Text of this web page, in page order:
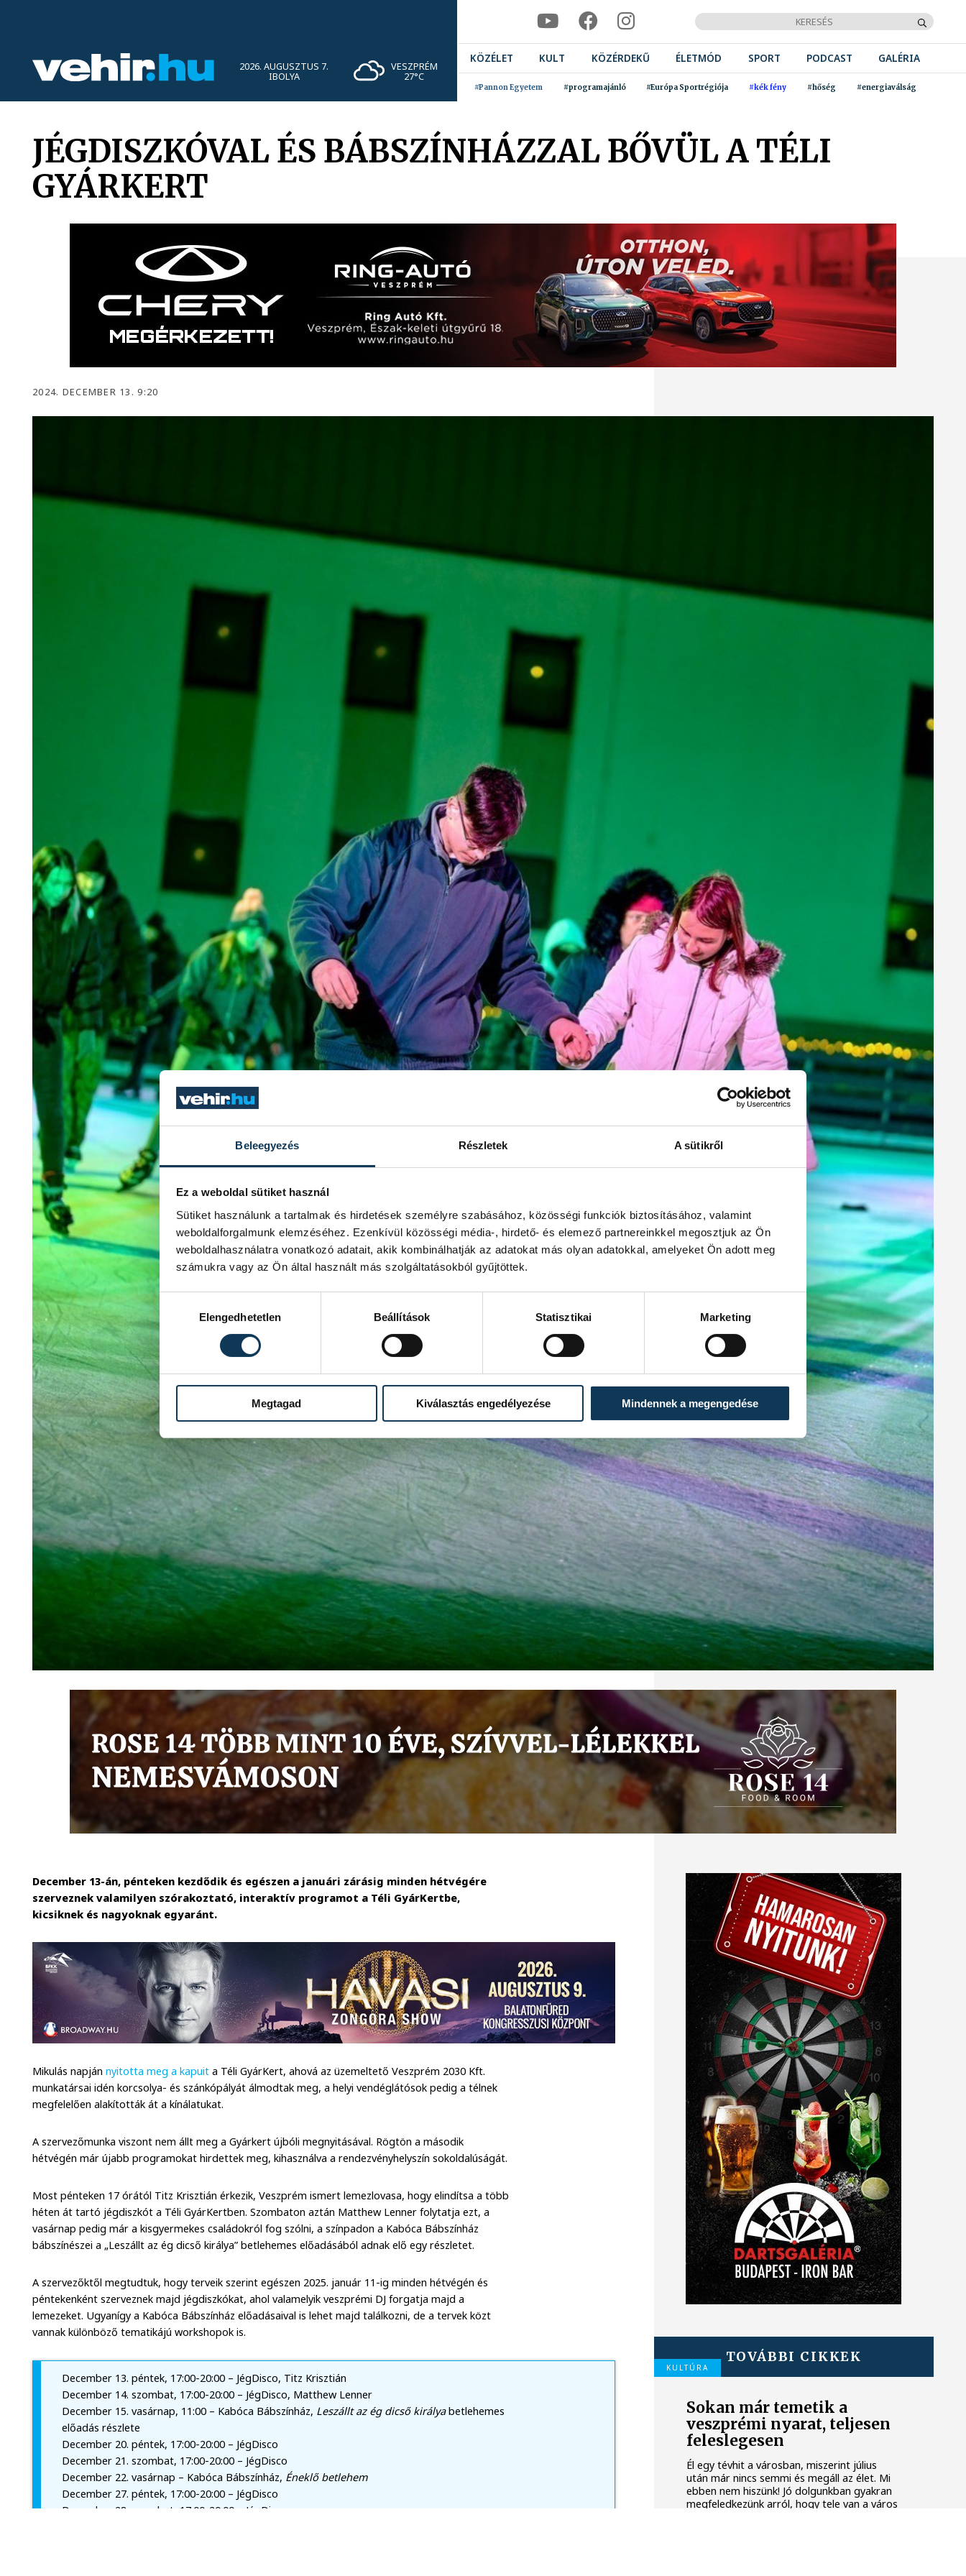
Beleegyezés Részletek A sütikről
Ez a weboldal sütiket használ
Sütiket használunk a tartalmak és hirdetések személyre szabásához, közösségi funkciók biztosításához, valamint
weboldalforgalmunk elemzéséhez. Ezenkívül közösségi média-, hirdető- és elemező partnereinkkel megosztjuk az Ön
weboldalhasználatra vonatkozó adatait, akik kombinálhatják az adatokat más olyan adatokkal, amelyeket Ön adott meg
számukra vagy az Ön által használt más szolgáltatásokból gyűjtöttek.
Elengedhetetlen
Beállítások Statisztikai Marketing
Megtagad Kiválasztás engedélyezése Mindennek a megengedése
2026. AUGUSZTUS 7.
IBOLYA
VESZPRÉM
27°C
KÖZÉLET KULT KÖZÉRDEKŰ ÉLETMÓD SPORT PODCAST GALÉRIA
#Pannon Egyetem #programajánló #Európa Sportrégiója #kék fény #hőség #energiaválság
JÉGDISZKÓVAL ÉS BÁBSZÍNHÁZZAL BŐVÜL A TÉLI
GYÁRKERT
2024. DECEMBER 13. 9:20
December 13-án, pénteken kezdődik és egészen a januári zárásig minden hétvégére
szerveznek valamilyen szórakoztató, interaktív programot a Téli GyárKertbe,
kicsiknek és nagyoknak egyaránt.
Mikulás napjánnyitotta meg a kapuit a Téli GyárKert, ahová az üzemeltető Veszprém 2030 Kft.
munkatársai idén korcsolya- és szánkópályát álmodtak meg, a helyi vendéglátósok pedig a télnek
megfelelően alakították át a kínálatukat.
A szervezőmunka viszont nem állt meg a Gyárkert újbóli megnyitásával. Rögtön a második
hétvégén már újabb programokat hirdettek meg, kihasználva a rendezvényhelyszín sokoldalúságát.
Most pénteken 17 órától Titz Krisztián érkezik, Veszprém ismert lemezlovasa, hogy elindítsa a több
héten át tartó jégdiszkót a Téli GyárKertben. Szombaton aztán Matthew Lenner folytatja ezt, a
vasárnap pedig már a kisgyermekes családokról fog szólni, a színpadon a Kabóca Bábszínház
bábszínészei a „Leszállt az ég dicső királya” betlehemes előadásából adnak elő egy részletet.
A szervezőktől megtudtuk, hogy terveik szerint egészen 2025. január 11-ig minden hétvégén és
péntekenként szerveznek majd jégdiszkókat, ahol valamelyik veszprémi DJ forgatja majd a
lemezeket. Ugyanígy a Kabóca Bábszínház előadásaival is lehet majd találkozni, de a tervek közt
vannak különböző tematikájú workshopok is.
December 13. péntek, 17:00-20:00 – JégDisco, Titz Krisztián
December 14. szombat, 17:00-20:00 – JégDisco, Matthew Lenner
December 15. vasárnap, 11:00 – Kabóca Bábszínház, Leszállt az ég dicső királyabetlehemes
előadás részlete
December 20. péntek, 17:00-20:00 – JégDisco
December 21. szombat, 17:00-20:00 – JégDisco
December 22. vasárnap – Kabóca Bábszínház, Éneklő betlehem
December 27. péntek, 17:00-20:00 – JégDisco
December 28. szombat, 17:00-20:00 – JégDisco
TOVÁBBI CIKKEK
KULTÚRA
Sokan már temetik a
veszprémi nyarat, teljesen
feleslegesen
Él egy tévhit a városban, miszerint július
után már nincs semmi és megáll az élet. Mi
ebben nem hiszünk! Jó dolgunkban gyakran
megfeledkezünk arról, hogy tele van a város